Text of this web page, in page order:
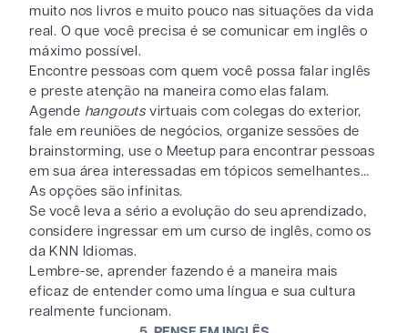
muito nos livros e muito pouco nas situações da vida
real. O que você precisa é se comunicar em inglês o
máximo possível.
Encontre pessoas com quem você possa falar inglês
e preste atenção na maneira como elas falam.
Agende hangouts virtuais com colegas do exterior,
fale em reuniões de negócios, organize sessões de
brainstorming, use o Meetup para encontrar pessoas
em sua área interessadas em tópicos semelhantes…
As opções são infinitas.
Se você leva a sério a evolução do seu aprendizado,
considere ingressar em um curso de inglês, como os
da KNN Idiomas.
Lembre-se, aprender fazendo é a maneira mais
eficaz de entender como uma língua e sua cultura
realmente funcionam.